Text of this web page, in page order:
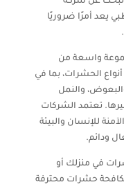
يعد أمرًا ضروريًا
واسعة من
الحشرات، بما في
والنمل
تعتمد الشركات
للإنسان والبيئة
ودائم.
في منزلك أو
حشرات محترفة